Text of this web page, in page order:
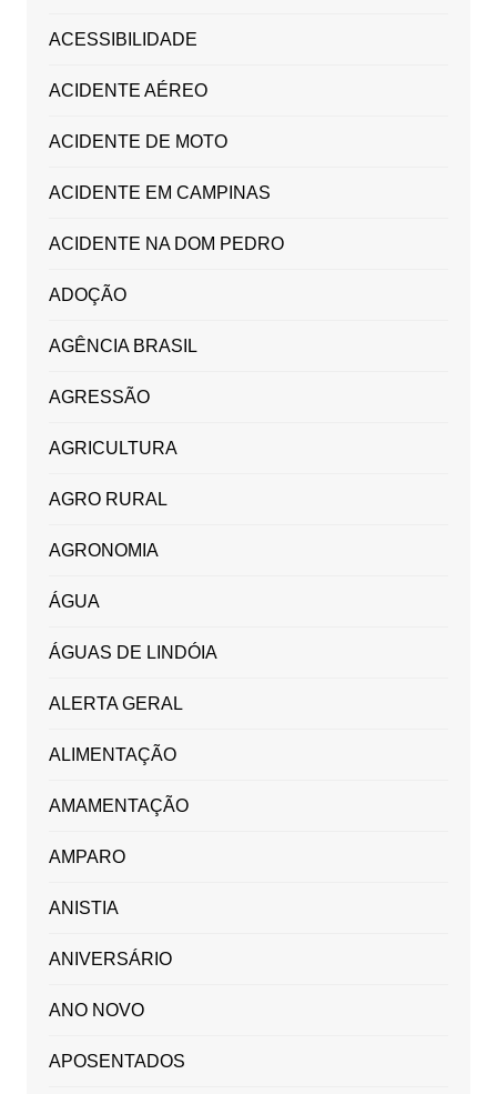
ACESSIBILIDADE
ACIDENTE AÉREO
ACIDENTE DE MOTO
ACIDENTE EM CAMPINAS
ACIDENTE NA DOM PEDRO
ADOÇÃO
AGÊNCIA BRASIL
AGRESSÃO
AGRICULTURA
AGRO RURAL
AGRONOMIA
ÁGUA
ÁGUAS DE LINDÓIA
ALERTA GERAL
ALIMENTAÇÃO
AMAMENTAÇÃO
AMPARO
ANISTIA
ANIVERSÁRIO
ANO NOVO
APOSENTADOS